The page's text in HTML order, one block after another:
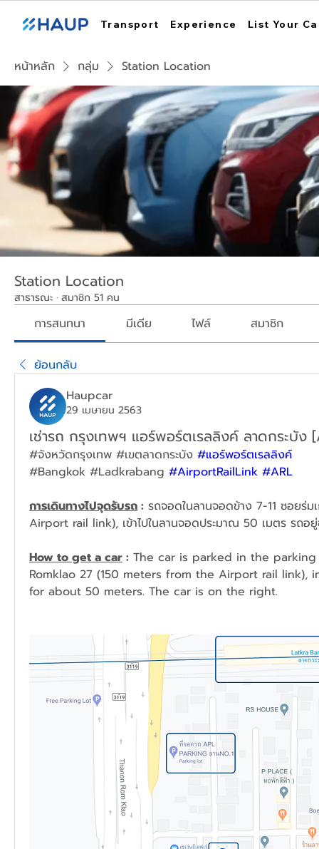
Transport Experience List Your
หน้าหลัก กลุ่ม Station Location
Station Location
สาธารณะ · สมาชิก 51 คน
การสนทนา มีเดีย ไฟล์ สมาชิก
ย้อนกลับ
Haupcar
29 เมษายน 2563
เช่ารถ กรุงเทพฯ แอร์พอร์ตเรลลิงค์ ลาดกระบัง
#จังหวัดกรุงเทพ #เขตลาดกระบัง #แอร์พอร์ตเรลลิงค์
#Bangkok #Ladkrabang #AirportRailLink #ARL
การเดินทางไปจุดรับรถ : รถจอดในลานจอดข้าง 7-11 ซอยร่ม
Airport rail link), เข้าไปในลานจอดประมาณ 50 เมตร รถอ
How to get a car : The car is parked in the parking
Romklao 27 (150 meters from the Airport rail link),
for about 50 meters. The car is on the right.